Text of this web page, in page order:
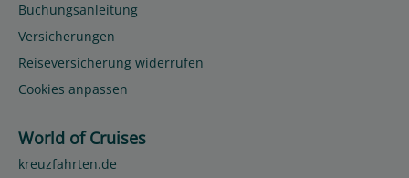
Buchungsanleitung
Versicherungen
Reiseversicherung widerrufen
Cookies anpassen
World of Cruises
kreuzfahrten.de